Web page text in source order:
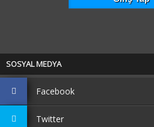
SOSYAL MEDYA
Facebook
Twitter